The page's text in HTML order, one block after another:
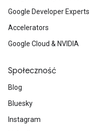
Google Developer Experts
Accelerators
Google Cloud & NVIDIA
Społeczność
Blog
Bluesky
Instagram